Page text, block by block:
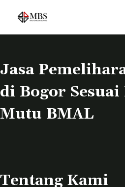
i
o
c
n
Jasa
di Bogor Sesuai
Mutu BMAL
Tentang Kami